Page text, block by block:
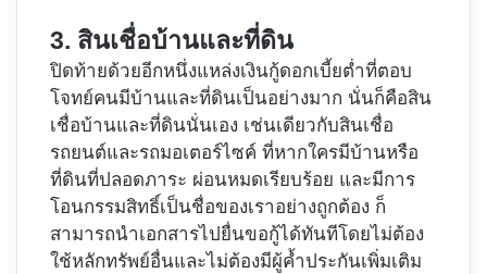
3. สินเชื่อบ้านและที่ดิน
ปิดท้ายด้วยอีกหนึ่งแหล่งเงินกู้ดอกเบี้ยต่ำที่ตอบ
โจทย์คนมีบ้านและที่ดินเป็นอย่างมาก นั่นก็คือสิน
เชื่อบ้านและที่ดินนั่นเอง เช่นเดียวกับสินเชื่อ
รถยนต์และรถมอเตอร์ไซค์ ที่หากใครมีบ้านหรือ
ที่ดินที่ปลอดภาระ ผ่อนหมดเรียบร้อย และมีการ
โอนกรรมสิทธิ์เป็นชื่อของเราอย่างถูกต้อง ก็
สามารถนำเอกสารไปยื่นขอกู้ได้ทันทีโดยไม่ต้อง
ใช้หลักทรัพย์อื่นและไม่ต้องมีผู้ค้ำประกันเพิ่มเติม